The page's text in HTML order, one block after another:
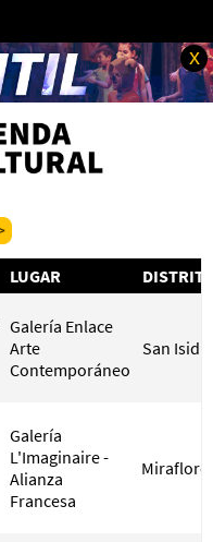
x
LUGAR
Galería Enlace
Arte
Contemporáneo
San
Galería
L'Imaginaire -
Alianza
Francesa